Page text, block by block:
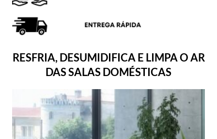
RESFRIA, DESUMIDIFICA E LIMPA O AR
DAS SALAS DOMÉSTICAS